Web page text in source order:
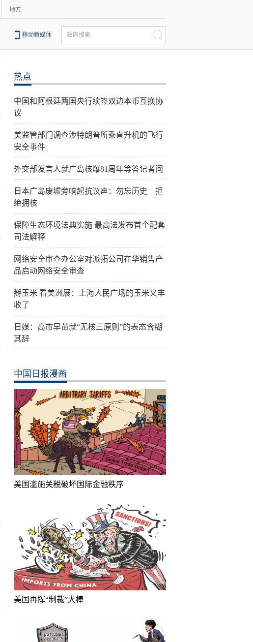
地方
移动新媒体 站内搜索
热点
中国和阿根廷两国央行续签双边本币互换协
议
美监管部门调查涉特朗普所乘直升机的飞行
安全事件
外交部发言人就广岛核爆81周年等答记者问
日本广岛废墟旁响起抗议声：勿忘历史 拒
绝拥核
保障生态环境法典实施 最高法发布首个配套
司法解释
网络安全审查办公室对派拓公司在华销售产
品启动网络安全审查
掰玉米 看美洲展：上海人民广场的玉米又丰
收了
日媒：高市早苗就“无核三原则”的表态含糊
其辞
中国日报漫画
美国滥施关税破坏国际金融秩序
美国再挥“制裁”大棒